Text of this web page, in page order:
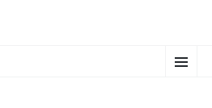
Menu
TO